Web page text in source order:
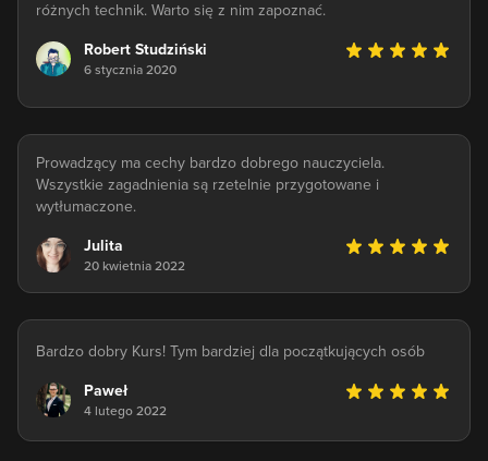
różnych technik. Warto się z nim zapoznać.
Robert Studziński
6 stycznia 2020
Prowadzący ma cechy bardzo dobrego nauczyciela.
Wszystkie zagadnienia są rzetelnie przygotowane i
wytłumaczone.
Julita
20 kwietnia 2022
Bardzo dobry Kurs! Tym bardziej dla początkujących osób
Paweł
4 lutego 2022